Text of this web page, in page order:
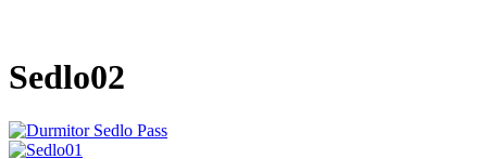
Sedlo02